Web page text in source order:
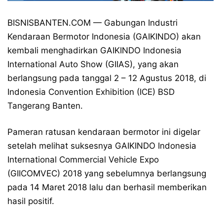
BISNISBANTEN.COM — Gabungan Industri
Kendaraan Bermotor Indonesia (GAIKINDO) akan
kembali menghadirkan GAIKINDO Indonesia
International Auto Show (GIIAS), yang akan
berlangsung pada tanggal 2 – 12 Agustus 2018, di
Indonesia Convention Exhibition (ICE) BSD
Tangerang Banten.
Pameran ratusan kendaraan bermotor ini digelar
setelah melihat suksesnya GAIKINDO Indonesia
International Commercial Vehicle Expo
(GIICOMVEC) 2018 yang sebelumnya berlangsung
pada 14 Maret 2018 lalu dan berhasil memberikan
hasil positif.